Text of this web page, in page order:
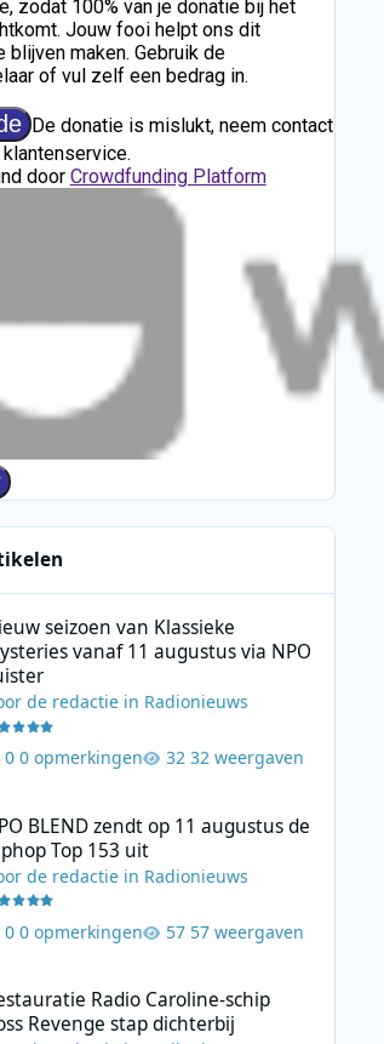
seizoen van Klassieke
vanaf 11 augustus via NPO
de redactiein Radionieuws
0 opmerkingen 32 weergaven
BLEND zendt op 11 augustus de
Top 153 uit
de redactiein Radionieuws
0 opmerkingen 57 weergaven
Radio Caroline-schip
Revenge stap dichterbij